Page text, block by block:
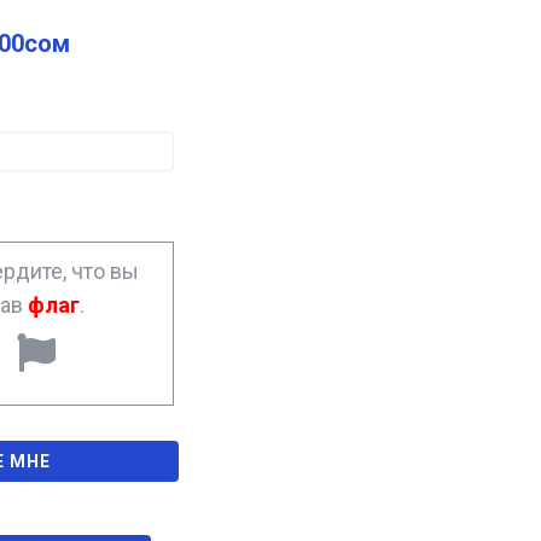
сом
что вы
флаг.